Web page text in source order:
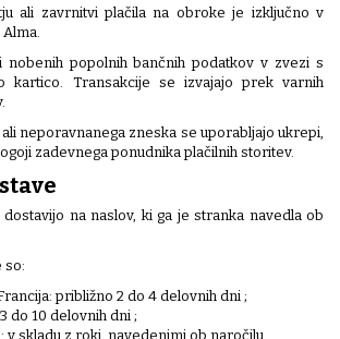
ali zavrnitvi plačila na obroke je izključno v
nobenih popolnih bančnih podatkov v zvezi s
kartico. Transakcije se izvajajo prek varnih
neporavnanega zneska se uporabljajo ukrepi,
zadevnega ponudnika plačilnih storitev.
na naslov, ki ga je stranka navedla ob
so:
približno 2 do 4 delovnih dni ;
do 10 delovnih dni ;
v skladu z roki, navedenimi ob naročilu.